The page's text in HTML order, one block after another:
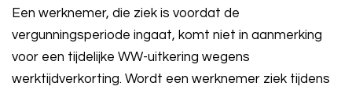
Een werknemer, die ziek is voordat de
vergunningsperiode ingaat, komt niet in aanmerking
voor een tijdelijke WW-uitkering wegens
werktijdverkorting. Wordt een werknemer ziek tijdens